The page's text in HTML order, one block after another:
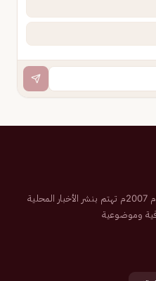
صحيفة إلكترونية سعودية تم تأسيسها عام 2007م تهتم بنشر الأخبار المحلية
وموضوعية